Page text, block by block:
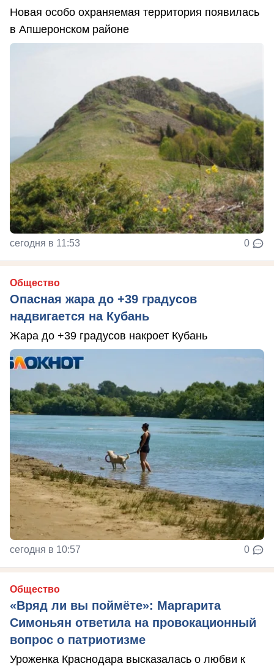
Новая особо охраняемая территория появилась
в Апшеронском районе
сегодня в 11:53 0
Общество
Опасная жара до +39 градусов
надвигается на Кубань
Жара до +39 градусов накроет Кубань
сегодня в 10:57 0
Общество
«Вряд ли вы поймёте»: Маргарита
Симоньян ответила на провокационный
вопрос о патриотизме
Уроженка Краснодара высказалась о любви к